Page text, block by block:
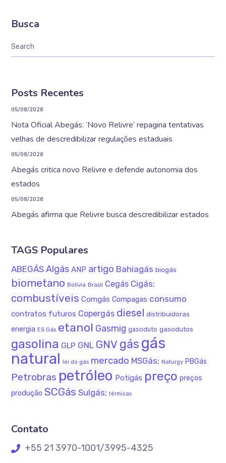
Busca
Posts Recentes
05/08/2026
Nota Oficial Abegás: ‘Novo Relivre’ repagina tentativas
velhas de descredibilizar regulações estaduais
05/08/2026
Abegás critica novo Relivre e defende autonomia dos
estados
05/08/2026
Abegás afirma que Relivre busca descredibilizar estados
TAGS Populares
ABEGÁS Algás ANP artigo Bahiagás biogás
biometano Bolívia Brasil Cegás Cigás;
combustíveis Comgás Compagas consumo
contratos futuros Copergás diesel distribuidoras
energia ES Gás etanol Gasmig gasoduto gasodutos
gasolina GLP GNL GNV gás gás
natural lei do gás mercado MSGás; Naturgy PBGás
Petrobras petróleo Potigás preço preços
produção SCGás Sulgás; térmicas
Contato
+55 21 3970-1001/3995-4325